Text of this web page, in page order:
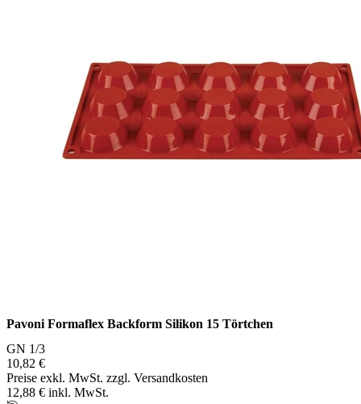
Pavoni Formaflex Backform Silikon 15 Törtchen
GN 1/3
10,82 €
Preise exkl. MwSt. zzgl. Versandkosten
12,88 € inkl. MwSt.